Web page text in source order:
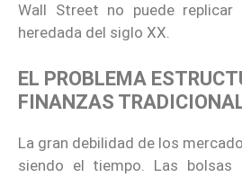
Wall Street no puede
heredada del siglo XX.
EL PROBLEMA
FINANZAS
La gran debilidad de los
siendo el tiempo. Las bolsas